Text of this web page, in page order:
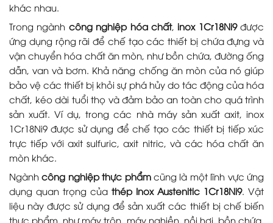
khác nhau.
Trong ngành công nghiệp hóa chất, inox 1Cr18Ni9được
ứng dụng rộng rãi để chế tạo các thiết bị chứa đựng và
vận chuyển hóa chất ăn mòn, như bồn chứa, đường ống
dẫn, van và bơm. Khả năng chống ăn mòn của nó giúp
bảo vệ các thiết bị khỏi sự phá hủy do tác động của hóa
chất, kéo dài tuổi thọ và đảm bảo an toàn cho quá trình
sản xuất. Ví dụ, trong các nhà máy sản xuất axit, inox
1Cr18Ni9 được sử dụng để chế tạo các thiết bị tiếp xúc
trực tiếp với axit sulfuric, axit nitric, và các hóa chất ăn
mòn khác.
Ngànhcông nghiệp thực phẩmcũng là một lĩnh vực ứng
dụng quan trọng của thép Inox Austenitic 1Cr18Ni9. Vật
liệu này được sử dụng để sản xuất các thiết bị chế biến
thực phẩm, như máy trộn, máy nghiền, nồi hơi, bồn chứa,